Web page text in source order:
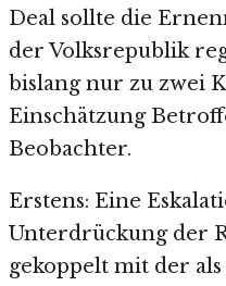
Deal sollte die
der Volksrepublik
bislang nur zu zwei
Einschätzung
Beobachter.
Erstens: Eine
Unterdrückung der
gekoppelt mit der als